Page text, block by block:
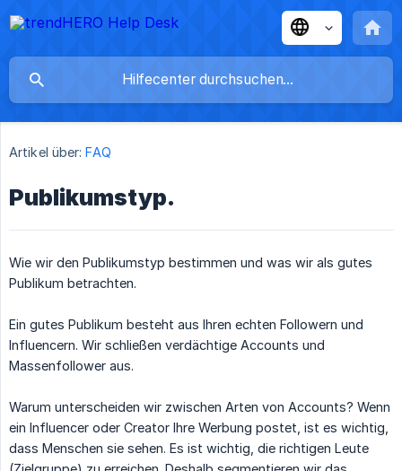
Artikel über: FAQ
Publikumstyp.
Wie wir den Publikumstyp bestimmen und was wir als gutes
Publikum betrachten.
Ein gutes Publikum besteht aus Ihren echten Followern und
Influencern. Wir schließen verdächtige Accounts und
Massenfollower aus.
Warum unterscheiden wir zwischen Arten von Accounts? Wenn
ein Influencer oder Creator Ihre Werbung postet, ist es wichtig,
dass Menschen sie sehen. Es ist wichtig, die richtigen Leute